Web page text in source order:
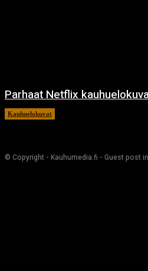
Parhaat Netflix
Kauhuelokuvat
© Copyright - Kauhumedia.fi - Guest post